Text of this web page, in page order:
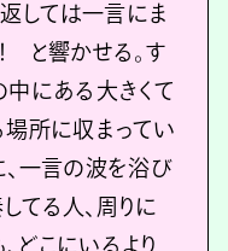
しては一言にま
と響かせる。す
中にある大きくて
場所に収まってい
、一言の波を浴び
てる人、周りに
どこにいるより